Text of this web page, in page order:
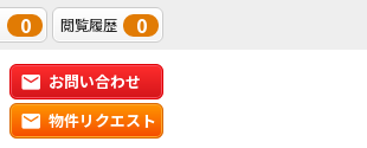
0 閲覧履歴 0
お問い合わせ
物件リクエスト